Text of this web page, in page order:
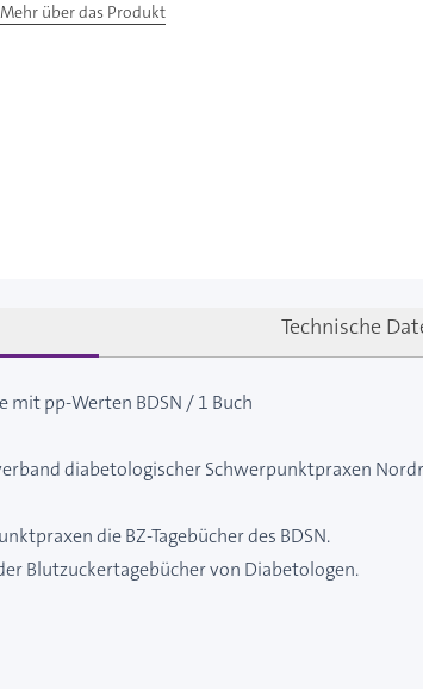
Mehr über das Produkt
Technische
pp-Werten BDSN / 1 Buch
diabetologischer Schwerpunktpraxen
die BZ-Tagebücher des BDSN.
Blutzuckertagebücher von Diabetologen.